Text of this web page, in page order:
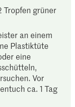
Tropfen grüner
an einem
Plastiktüte
eine
Vor
ca. 1 Tag